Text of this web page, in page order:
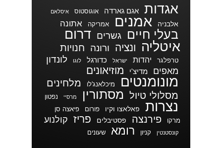
אגדות אגם גארדה אוגוסטוס איסלאם
אלבניה אמנים אמריקה אתונה
בעלי חיים גשרים דרום
איטליה
ונציה ורונה חנויות
טרפלגר יהדות ישראל כדורגל לוגו לונדון
מאפים מדיצ'י מוזיאונים
מונומנטים מיכלאנג'לו
מלחינים
מסלולי טיול מסתורין מרסיי נפטון
נצרות פאלאצו וקיו פורום
פיאצה סן
מרקו
פירנצה פסטיבלים פריז קולנוע
קונסטנטין קניון רומא שעונים